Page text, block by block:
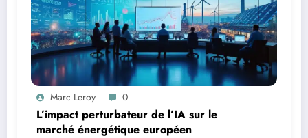
Marc Leroy 0
L’impact perturbateur de l’IA sur le
marché énergétique européen